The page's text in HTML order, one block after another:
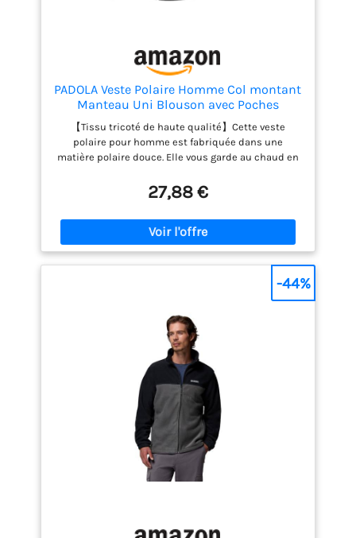
PADOLA Veste Polaire Homme Col montant
Manteau Uni Blouson avec Poches
Zippées Hiver Pull d'extérieur Chaude
Zippé Pull Veste de Travail mi Saison
Polaires de Randonnée Coupe Vent (0
Noir, M)
【Tissu tricoté de haute qualité】Cette veste
polaire pour homme est fabriquée dans une
matière polaire douce. Elle vous garde au chaud en
équilibre parfait entre chaleur et confort. 【Détails
& Points Forts】Tissu polaire doux et épais / Coupe
décontractée / Fermeture éclair intégrale / Col
montant / Manches longues élastiques / 2 poches
latérales zippées / Coutures parfaites 【Design
pratique】Cette veste polaire pour homme à
fermeture éclair sur toute la longueur a été conçue
pour votre confort. Elle est dotée de deux poches
téléphone portable, votre portefeuille ou vos clés en
toute sécurité. C'est donc un excellent choix pour
un style de vie actif ou pour faire vos courses.
【Chaud et confortable】Cette veste polaire
respirante pour homme allie chaleur et confort, ce
qui en fait la veste idéale pour la mi-saison. Que ce
soit pour la randonnée, pour aller au travail les
matins frais ou pour compléter votre garde-robe de
loisirs, cette veste vous offre le confort et la
résistance dont vous avez besoin. 【Polyvalent】
Cette veste polaire pour homme peut se porter par-
les voyages, les randonnées ou les moments de
27,88 €
-44%